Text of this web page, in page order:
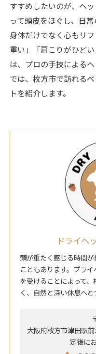
すすめしたいのが、ヘ
って頭皮をほぐし、日
身体だけでなく心もリ
重い」「肩こりがひど
は、プロの手技による
では、枚方市で訪れる
トを紹介します。
ドライヘ
頭が重たく感じる時間
こともあります。プラ
を受けることによって
く、自然と深い休息へと
大阪府枚方市津田駅
定後に